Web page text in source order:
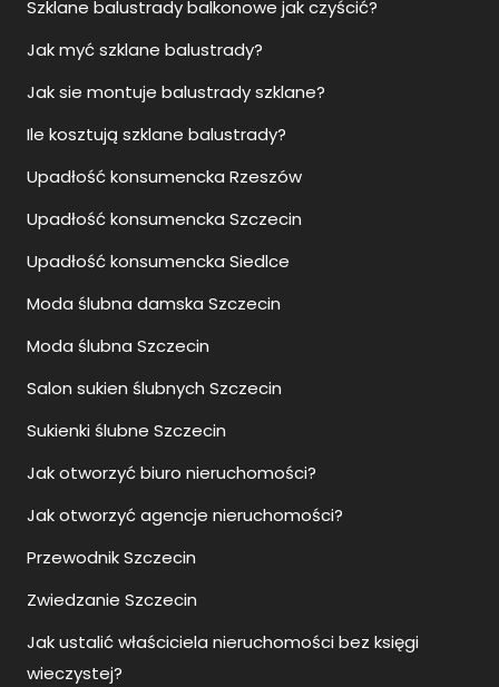
Szklane balustrady balkonowe jak czyścić?
Jak myć szklane balustrady?
Jak sie montuje balustrady szklane?
Ile kosztują szklane balustrady?
Upadłość konsumencka Rzeszów
Upadłość konsumencka Szczecin
Upadłość konsumencka Siedlce
Moda ślubna damska Szczecin
Moda ślubna Szczecin
Salon sukien ślubnych Szczecin
Sukienki ślubne Szczecin
Jak otworzyć biuro nieruchomości?
Jak otworzyć agencje nieruchomości?
Przewodnik Szczecin
Zwiedzanie Szczecin
Jak ustalić właściciela nieruchomości bez księgi
wieczystej?